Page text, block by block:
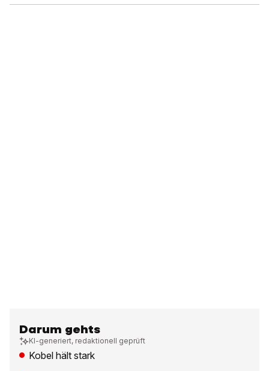
Darum gehts
KI-generiert, redaktionell geprüft
Kobel hält stark